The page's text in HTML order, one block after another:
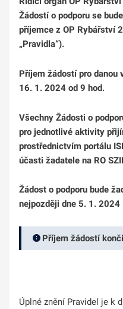
Žádostí o podporu se
příjemce z OP Rybářství
„Pravidla“).
Příjem žádostí pro danou
16. 1. 2024 od 9 hod.
Všechny Žádosti o
pro jednotlivé aktivity
prostřednictvím portálu
účasti žadatele na RO
Žádost o podporu bude
nejpozději dne 5. 1. 2024
Příjem žádostí
Úplné znění Pravidel je k